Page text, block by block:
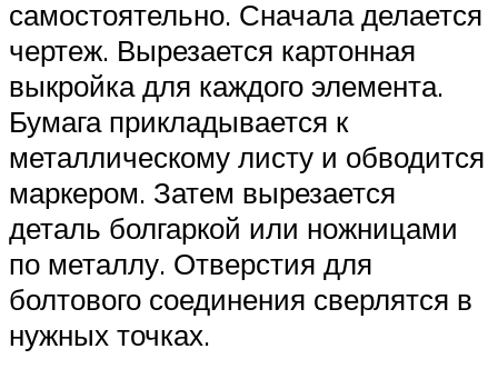
самостоятельно. Сначала делается
чертеж. Вырезается картонная
выкройка для каждого элемента.
Бумага прикладывается к
металлическому листу и обводится
маркером. Затем вырезается
деталь болгаркой или ножницами
по металлу. Отверстия для
болтового соединения сверлятся в
нужных точках.